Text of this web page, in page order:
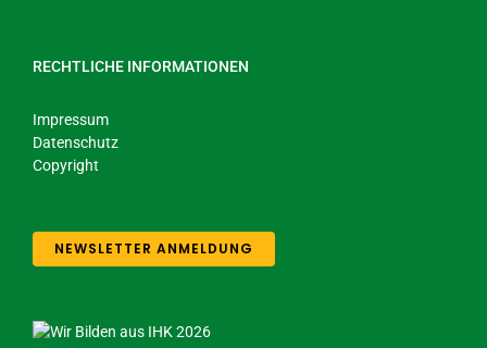
RECHTLICHE INFORMATIONEN
Impressum
Datenschutz
Copyright
NEWSLETTER ANMELDUNG